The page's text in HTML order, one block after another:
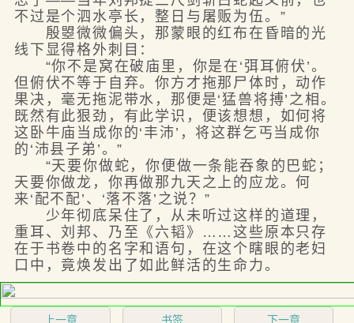
不过是个泗水亭长，整日与屠贩为伍。”
殷曌微微偏头，那蒙眼的红布在昏暗的光
线下显得格外刺目：
“你不是窝在破庙里，你是在‘弭耳俯伏’。
但俯伏不等于自弃。你方才拖那尸体时，动作
果决，毫无拖泥带水，那便是‘猛兽将搏’之相。
既然有此狠劲，有此学识，便该想想，如何将
这卧牛庙当成你的‘丰沛’，将这群乞丐当成你
的‘沛县子弟’。”
“天要你做蛇，你便做一条能吞象的巴蛇；
天要你做龙，你再做那九天之上的应龙。何
来‘配不配’、‘落不落’之说？”
少年彻底呆住了，从未听过这样的道理，
重耳、刘邦、乃至《六韬》……这些原本只存
在于书卷中的名字和语句，在这个瞎眼的老妇
口中，竟焕发出了如此鲜活的生命力。
上一章 书签 下一章